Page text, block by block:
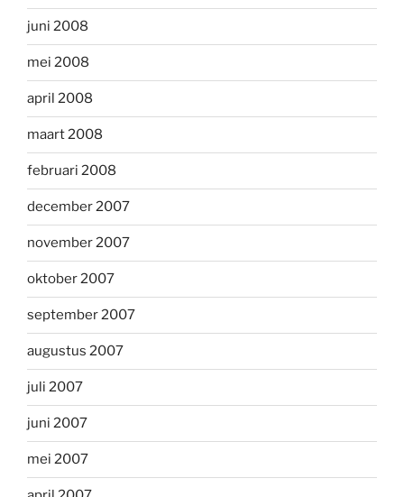
juni 2008
mei 2008
april 2008
maart 2008
februari 2008
december 2007
november 2007
oktober 2007
september 2007
augustus 2007
juli 2007
juni 2007
mei 2007